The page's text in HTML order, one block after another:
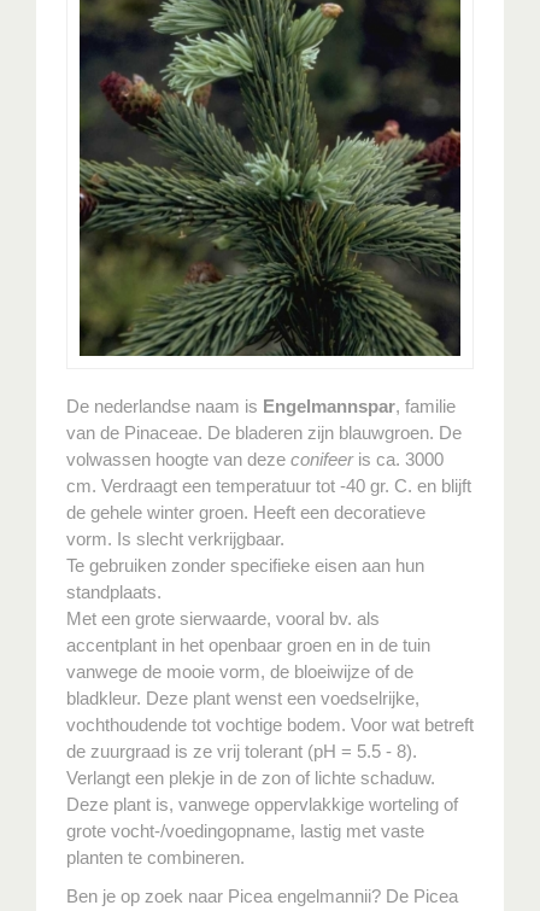
De nederlandse naam is Engelmannspar, familie
van de Pinaceae. De bladeren zijn blauwgroen. De
volwassen hoogte van deze conifeeris ca. 3000
cm. Verdraagt een temperatuur tot -40 gr. C. en blijft
de gehele winter groen. Heeft een decoratieve
vorm. Is slecht verkrijgbaar.
Te gebruiken zonder specifieke eisen aan hun
standplaats.
Met een grote sierwaarde, vooral bv. als
accentplant in het openbaar groen en in de tuin
vanwege de mooie vorm, de bloeiwijze of de
bladkleur. Deze plant wenst een voedselrijke,
vochthoudende tot vochtige bodem. Voor wat betreft
de zuurgraad is ze vrij tolerant (pH = 5.5 - 8).
Verlangt een plekje in de zon of lichte schaduw.
Deze plant is, vanwege oppervlakkige worteling of
grote vocht-/voedingopname, lastig met vaste
planten te combineren.
Ben je op zoek naar Picea engelmannii? De Picea